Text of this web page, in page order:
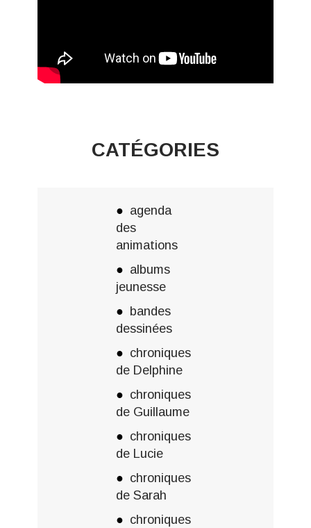
CATÉGORIES
agenda
des
animations
albums
jeunesse
bandes
dessinées
chroniques
de Delphine
chroniques
de Guillaume
chroniques
de Lucie
chroniques
de Sarah
chroniques